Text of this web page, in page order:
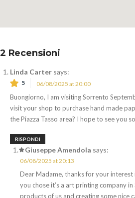
2 Recensioni
Linda Carter says:
5 06/08/2025 at 20:00
Buongiorno, I am visiting Sorrento
visit your shop to purchase hand made
the Piazza Tasso area? I hope to see you
RISPONDI
Giuseppe Amendola says:
06/08/2025 at 20:13
Dear Madame, thanks for your
you chose it’s a art printing company
products of us and creating some nice